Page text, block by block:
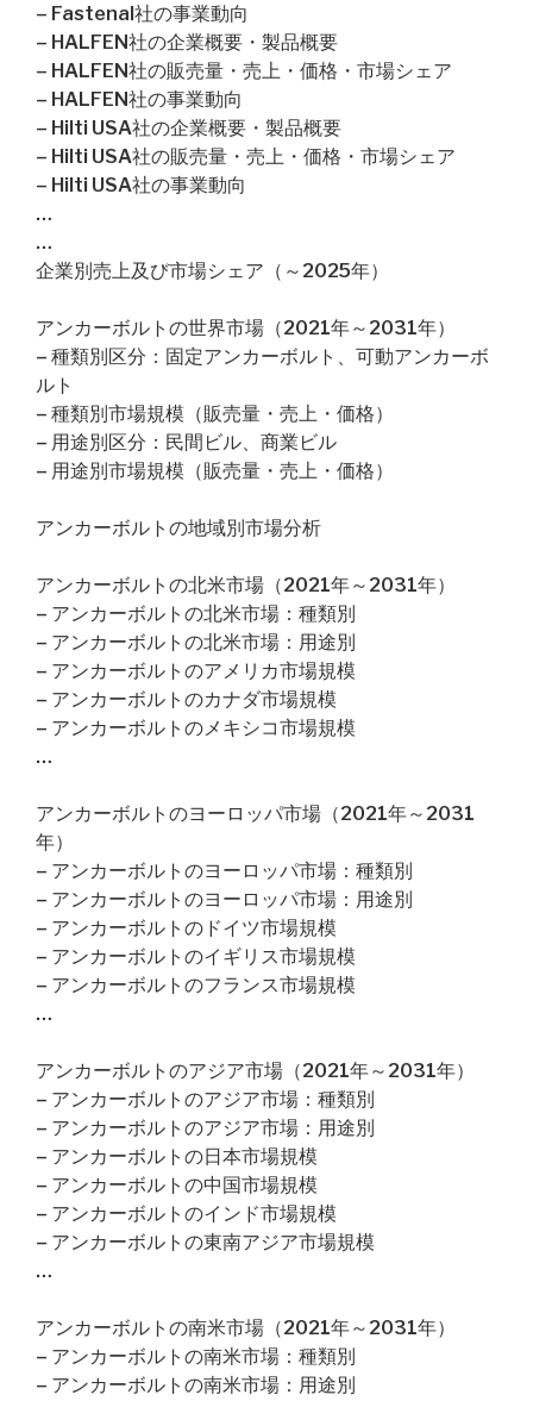
– Fastenal社の事業動向
– HALFEN社の企業概要・製品概要
– HALFEN社の販売量・売上・価格・市場シェア
– HALFEN社の事業動向
– Hilti USA社の企業概要・製品概要
– Hilti USA社の販売量・売上・価格・市場シェア
– Hilti USA社の事業動向
…
…
企業別売上及び市場シェア（～2025年）
アンカーボルトの世界市場（2021年～2031年）
– 種類別区分：固定アンカーボルト、可動アンカーボ
ルト
– 種類別市場規模（販売量・売上・価格）
– 用途別区分：民間ビル、商業ビル
– 用途別市場規模（販売量・売上・価格）
アンカーボルトの地域別市場分析
アンカーボルトの北米市場（2021年～2031年）
– アンカーボルトの北米市場：種類別
– アンカーボルトの北米市場：用途別
– アンカーボルトのアメリカ市場規模
– アンカーボルトのカナダ市場規模
– アンカーボルトのメキシコ市場規模
…
アンカーボルトのヨーロッパ市場（2021年～2031
年）
– アンカーボルトのヨーロッパ市場：種類別
– アンカーボルトのヨーロッパ市場：用途別
– アンカーボルトのドイツ市場規模
– アンカーボルトのイギリス市場規模
– アンカーボルトのフランス市場規模
…
アンカーボルトのアジア市場（2021年～2031年）
– アンカーボルトのアジア市場：種類別
– アンカーボルトのアジア市場：用途別
– アンカーボルトの日本市場規模
– アンカーボルトの中国市場規模
– アンカーボルトのインド市場規模
– アンカーボルトの東南アジア市場規模
…
アンカーボルトの南米市場（2021年～2031年）
– アンカーボルトの南米市場：種類別
– アンカーボルトの南米市場：用途別